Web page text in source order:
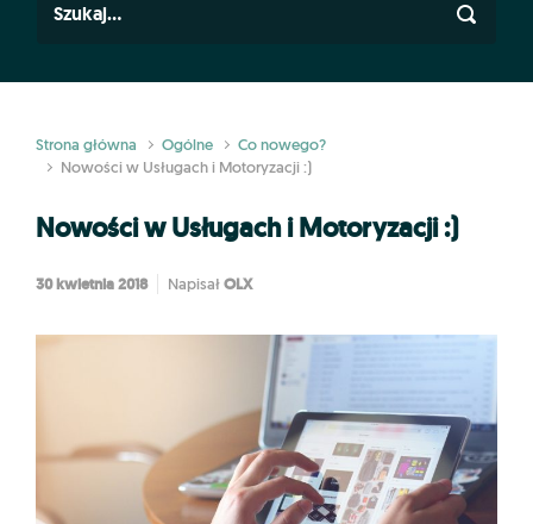
Strona główna Ogólne
Co nowego?
Nowości w Usługach i Motoryzacji :)
Nowości w Usługach i Motoryzacji :)
30 kwietnia 2018 Napisał OLX